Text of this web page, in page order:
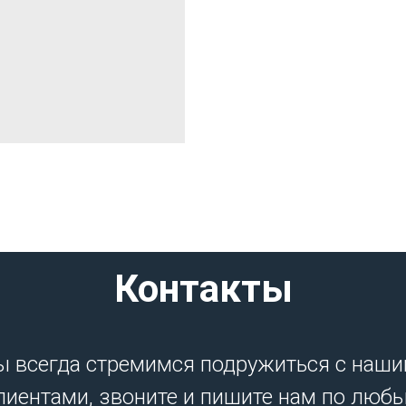
Контакты
всегда стремимся подружиться с
звоните и пишите нам по